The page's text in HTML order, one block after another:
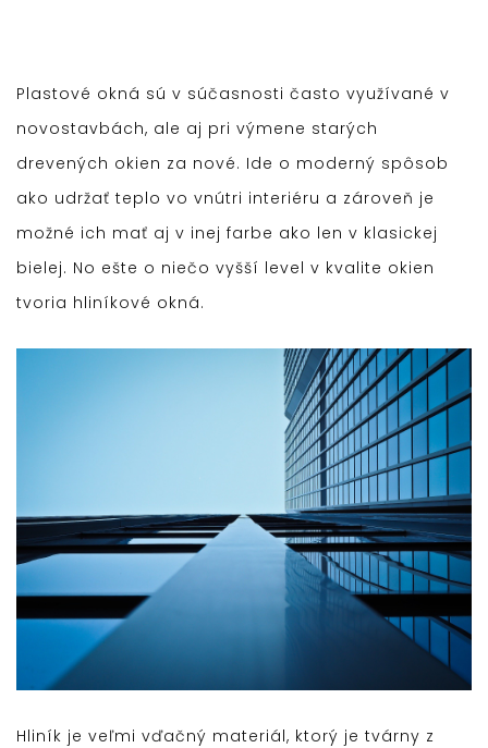
Plastové okná sú v súčasnosti často využívané v
novostavbách, ale aj pri výmene starých
drevených okien za nové. Ide o moderný spôsob
ako udržať teplo vo vnútri interiéru a zároveň je
možné ich mať aj v inej farbe ako len v klasickej
bielej. No ešte o niečo vyšší level v kvalite okien
tvoria hliníkové okná.
Hliník je veľmi vďačný materiál, ktorý je tvárny z